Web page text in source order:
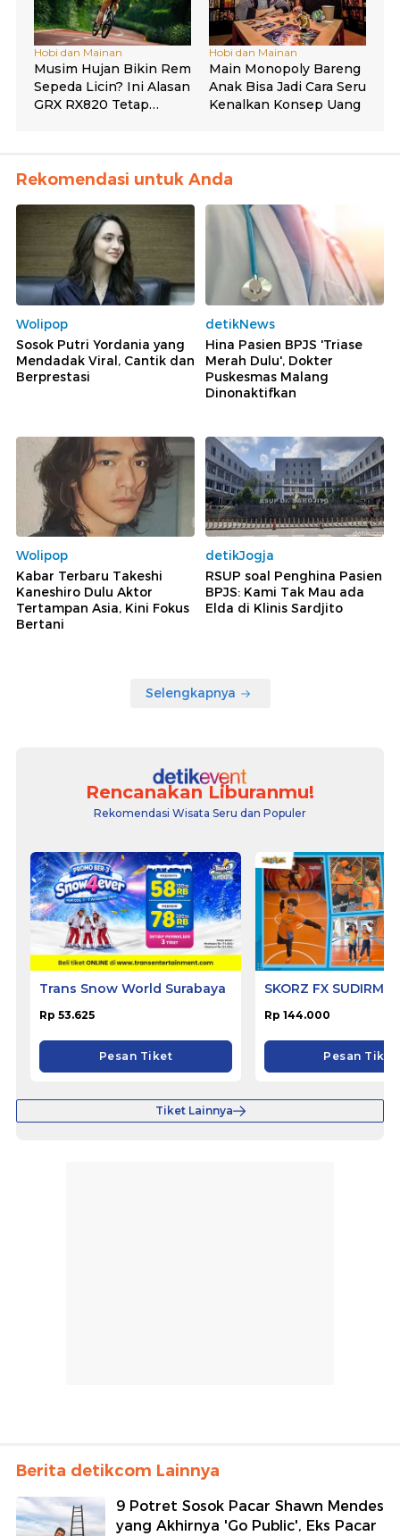
Rekomendasi untuk Anda
Wolipop
Sosok Putri Yordania yang
Mendadak Viral, Cantik dan
Berprestasi
detikNews
Hina Pasien BPJS 'Triase
Merah Dulu', Dokter
Puskesmas Malang
Dinonaktifkan
Wolipop
Kabar Terbaru Takeshi
Kaneshiro Dulu Aktor
Tertampan Asia, Kini Fokus
Bertani
detikJogja
RSUP soal Penghina Pasien
BPJS: Kami Tak Mau ada
Elda di Klinis Sardjito
Selengkapnya
Rencanakan Liburanmu!
Rekomendasi Wisata Seru dan Populer
Trans Snow World Surabaya
Rp 53.625
Pesan Tiket
SKORZ FX
Rp 144.000
Pesan Tiket
Tiket Lainnya
Berita detikcom Lainnya
9 Potret Sosok Pacar Shawn Mendes
yang Akhirnya 'Go Public', Eks Pacar